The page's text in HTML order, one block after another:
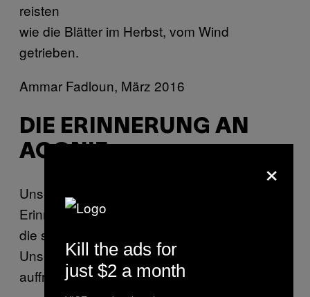
reisten
wie die Blätter im Herbst, vom Wind
getrieben.
Ammar Fadloun, März 2016
DIE ERINNERUNG AN
AGONIE
Unser größtes Problem sind die
Erinnerungen,
die sich weigern zu sterben.
Unsere Erinnerungen, die unsere Seelen
auffressen.
×
Kill the ads for
just $2 a month